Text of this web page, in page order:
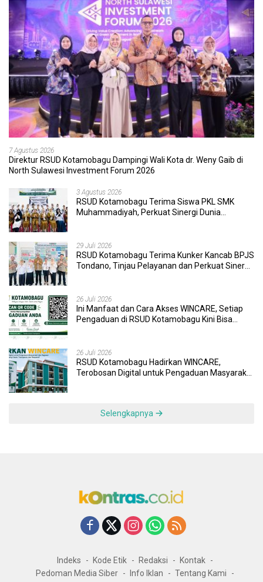
7 Agustus 2026
Direktur RSUD Kotamobagu Dampingi Wali Kota dr. Weny Gaib di
North Sulawesi Investment Forum 2026
3 Agustus 2026
RSUD Kotamobagu Terima Siswa PKL SMK
Muhammadiyah, Perkuat Sinergi Dunia
29 Juli 2026
RSUD Kotamobagu Terima Kunker Kancab BPJS
Tondano, Tinjau Pelayanan dan Perkuat Sinergi
26 Juli 2026
Ini Manfaat dan Cara Akses WINCARE, Setiap
Pengaduan di RSUD Kotamobagu Kini Bisa
26 Juli 2026
RSUD Kotamobagu Hadirkan WINCARE,
Terobosan Digital untuk Pengaduan Masyarakat
Selengkapnya
Indeks Kode Etik Redaksi
Kontak
Pedoman Media Siber
Info Iklan
Tentang Kami